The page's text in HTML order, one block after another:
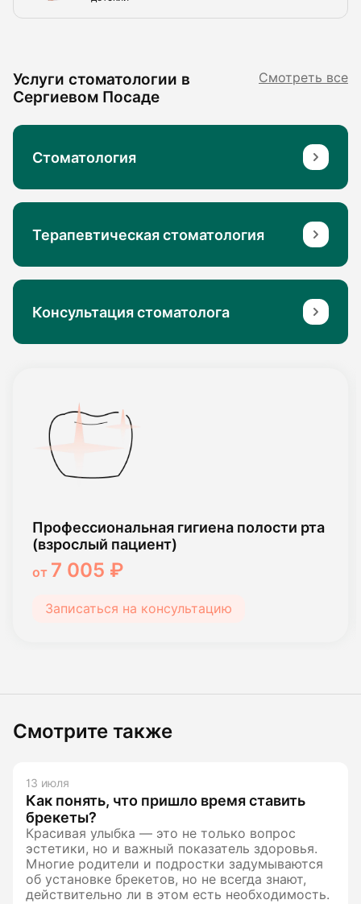
Услуги стоматологии в
Сергиевом Посаде
Смотреть все
Стоматология
Терапевтическая стоматология
Консультация стоматолога
Профессиональная гигиена полости рта
(взрослый пациент)
от 7 005 ₽
Записаться на консультацию
Смотрите также
13 июля
Как понять, что пришло время ставить
брекеты?
Красивая улыбка — это не только вопрос
эстетики, но и важный показатель здоровья.
Многие родители и подростки задумываются
об установке брекетов, но не всегда знают,
действительно ли в этом есть необходимость.